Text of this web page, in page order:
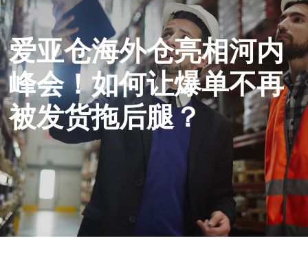
爱亚仓海外仓亮相河内
峰会！如何让爆单不再
被发货拖后腿？